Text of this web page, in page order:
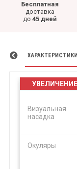
Бесплатная
доставка
до 45 дней
ХАРАКТЕРИСТИКИ
УВЕЛИЧЕНИЕ
Визуальная
насадка
Окуляры